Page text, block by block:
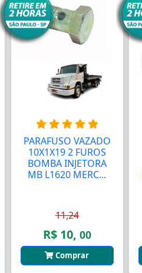
PARAFUSO VAZADO
10X1X19 2 FUROS
BOMBA INJETORA
MB L1620 MERC...
11,24
R$ 10, 00
Comprar